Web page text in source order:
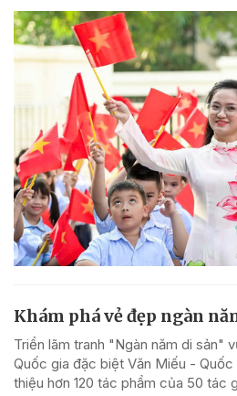
Khám phá vẻ đẹp ngàn
Triển lãm tranh "Ngàn năm di sản"
Quốc gia đặc biệt Văn Miếu - Quốc
thiệu hơn 120 tác phẩm của 50 tác